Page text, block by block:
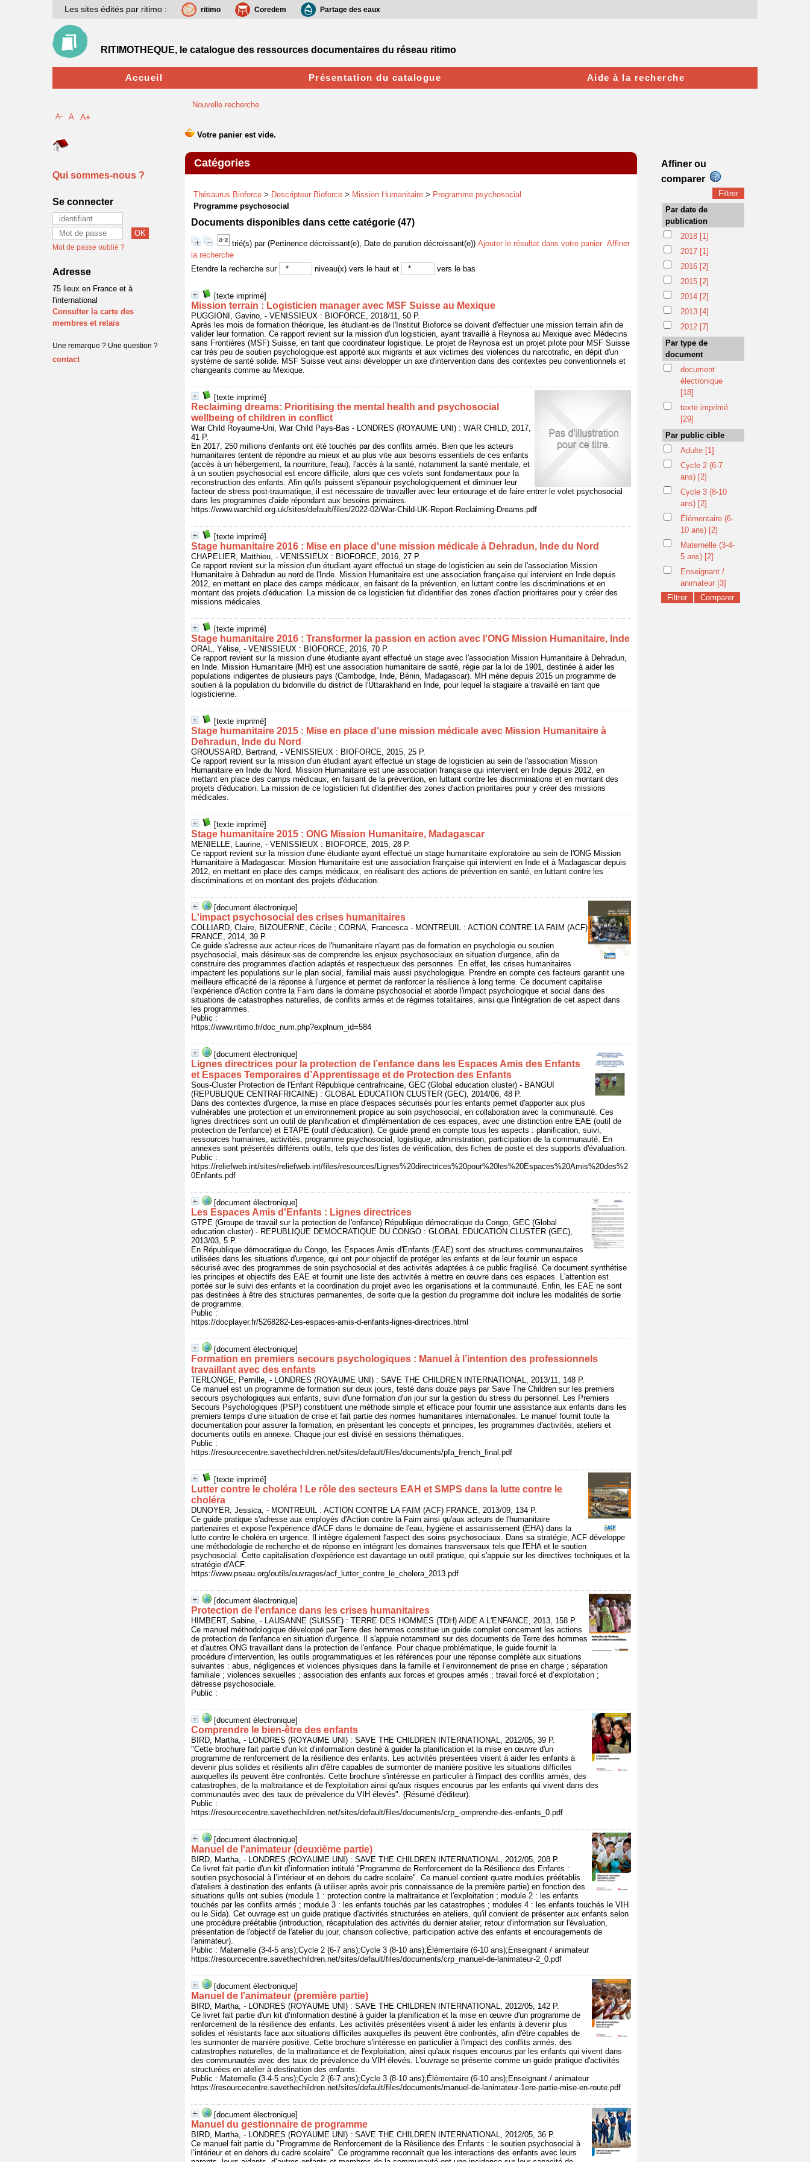
Nouvelle recherche
Catégories
Thésaurus Bioforce > Descripteur Bioforce > Mission Humanitaire > Programme psychosocial
Programme psychosocial
Documents disponibles dans cette catégorie (47)
trié(s) par (Pertinence décroissant(e), Date de parution décroissant(e)) Ajouter le résultat dans votre panier Affiner
la recherche
Etendre la recherche sur
niveau(x) vers le haut et vers le bas
[texte imprimé]
Mission terrain : Logisticien manager avec MSF Suisse au Mexique
PUGGIONI, Gavino, - VENISSIEUX : BIOFORCE, 2018/11, 50 P.
Après les mois de formation théorique, les étudiant·es de l'Institut Bioforce se doivent d'effectuer une mission terrain afin de
valider leur formation. Ce rapport revient sur la mission d'un logisticien, ayant travaillé à Reynosa au Mexique avec Médecins
sans Frontières (MSF) Suisse, en tant que coordinateur logistique. Le projet de Reynosa est un projet pilote pour MSF Suisse
car très peu de soutien psychologique est apporté aux migrants et aux victimes des violences du narcotrafic, en dépit d'un
système de santé solide. MSF Suisse veut ainsi développer un axe d'intervention dans des contextes peu conventionnels et
changeants comme au Mexique.
[texte imprimé]
Reclaiming dreams: Prioritising the mental health and psychosocial
wellbeing of children in conflict
War Child Royaume-Uni, War Child Pays-Bas - LONDRES (ROYAUME UNI) : WAR CHILD, 2017,
41 P.
En 2017, 250 millions d'enfants ont été touchés par des conflits armés. Bien que les acteurs
humanitaires tentent de répondre au mieux et au plus vite aux besoins essentiels de ces enfants
(accès à un hébergement, la nourriture, l'eau), l'accès à la santé, notamment la santé mentale, et
à un soutien psychosocial est encore difficile, alors que ces volets sont fondamentaux pour la
reconstruction des enfants. Afin qu'ils puissent s'épanouir psychologiquement et diminuer leur
facteur de stress post-traumatique, il est nécessaire de travailler avec leur entourage et de faire entrer le volet psychosocial
dans les programmes d'aide répondant aux besoins primaires.
https://www.warchild.org.uk/sites/default/files/2022-02/War-Child-UK-Report-Reclaiming-Dreams.pdf
[texte imprimé]
Stage humanitaire 2016 : Mise en place d'une mission médicale à Dehradun, Inde du Nord
CHAPELIER, Matthieu, - VENISSIEUX : BIOFORCE, 2016, 27 P.
Ce rapport revient sur la mission d'un étudiant ayant effectué un stage de logisticien au sein de l'association Mission
Humanitaire à Dehradun au nord de l'Inde. Mission Humanitaire est une association française qui intervient en Inde depuis
2012, en mettant en place des camps médicaux, en faisant de la prévention, en luttant contre les discriminations et en
montant des projets d'éducation. La mission de ce logisticien fut d'identifier des zones d'action prioritaires pour y créer des
missions médicales.
[texte imprimé]
Stage humanitaire 2016 : Transformer la passion en action avec l'ONG Mission Humanitaire, Inde
ORAL, Yélise, - VENISSIEUX : BIOFORCE, 2016, 70 P.
Ce rapport revient sur la mission d'une étudiante ayant effectué un stage avec l'association Mission Humanitaire à Dehradun,
en Inde. Mission Humanitaire (MH) est une association humanitaire de santé, régie par la loi de 1901, destinée à aider les
populations indigentes de plusieurs pays (Cambodge, Inde, Bénin, Madagascar). MH mène depuis 2015 un programme de
soutien à la population du bidonville du district de l'Uttarakhand en Inde, pour lequel la stagiaire a travaillé en tant que
logisticienne.
[texte imprimé]
Stage humanitaire 2015 : Mise en place d'une mission médicale avec Mission Humanitaire à
Dehradun, Inde du Nord
GROUSSARD, Bertrand, - VENISSIEUX : BIOFORCE, 2015, 25 P.
Ce rapport revient sur la mission d'un étudiant ayant effectué un stage de logisticien au sein de l'association Mission
Humanitaire en Inde du Nord. Mission Humanitaire est une association française qui intervient en Inde depuis 2012, en
mettant en place des camps médicaux, en faisant de la prévention, en luttant contre les discriminations et en montant des
projets d'éducation. La mission de ce logisticien fut d'identifier des zones d'action prioritaires pour y créer des missions
médicales.
[texte imprimé]
Stage humanitaire 2015 : ONG Mission Humanitaire, Madagascar
MENIELLE, Laurine, - VENISSIEUX : BIOFORCE, 2015, 28 P.
Ce rapport revient sur la mission d'une étudiante ayant effectué un stage humanitaire exploratoire au sein de l'ONG Mission
Humanitaire à Madagascar. Mission Humanitaire est une association française qui intervient en Inde et à Madagascar depuis
2012, en mettant en place des camps médicaux, en réalisant des actions de prévention en santé, en luttant contre les
discriminations et en montant des projets d'éducation.
[document électronique]
L'impact psychosocial des crises humanitaires
COLLIARD, Claire, BIZOUERNE, Cécile ; CORNA, Francesca - MONTREUIL : ACTION CONTRE LA FAIM (ACF)
FRANCE, 2014, 39 P.
Ce guide s'adresse aux acteur·rices de l'humanitaire n'ayant pas de formation en psychologie ou soutien
psychosocial, mais désireux·ses de comprendre les enjeux psychosociaux en situation d'urgence, afin de
construire des programmes d'action adaptés et respectueux des personnes. En effet, les crises humanitaires
impactent les populations sur le plan social, familial mais aussi psychologique. Prendre en compte ces facteurs garantit une
meilleure efficacité de la réponse à l'urgence et permet de renforcer la résilience à long terme. Ce document capitalise
l'expérience d'Action contre la Faim dans le domaine psychosocial et aborde l'impact psychologique et social dans des
situations de catastrophes naturelles, de conflits armés et de régimes totalitaires, ainsi que l'intégration de cet aspect dans
les programmes.
Public :
https://www.ritimo.fr/doc_num.php?explnum_id=584
[document électronique]
Lignes directrices pour la protection de l’enfance dans les Espaces Amis des Enfants
et Espaces Temporaires d’Apprentissage et de Protection des Enfants
Sous-Cluster Protection de l'Enfant République centrafricaine, GEC (Global education cluster) - BANGUI
(REPUBLIQUE CENTRAFRICAINE) : GLOBAL EDUCATION CLUSTER (GEC), 2014/06, 48 P.
Dans des contextes d'urgence, la mise en place d'espaces sécurisés pour les enfants permet d'apporter aux plus
vulnérables une protection et un environnement propice au soin psychosocial, en collaboration avec la communauté. Ces
lignes directrices sont un outil de planification et d'implémentation de ces espaces, avec une distinction entre EAE (outil de
protection de l'enfance) et ETAPE (outil d'éducation). Ce guide prend en compte tous les aspects : planification, suivi,
ressources humaines, activités, programme psychosocial, logistique, administration, participation de la communauté. En
annexes sont présentés différents outils, tels que des listes de vérification, des fiches de poste et des supports d'évaluation.
Public :
https://reliefweb.int/sites/reliefweb.int/files/resources/Lignes%20directrices%20pour%20les%20Espaces%20Amis%20des%2
0Enfants.pdf
[document électronique]
Les Espaces Amis d'Enfants : Lignes directrices
GTPE (Groupe de travail sur la protection de l'enfance) République démocratique du Congo, GEC (Global
education cluster) - REPUBLIQUE DEMOCRATIQUE DU CONGO : GLOBAL EDUCATION CLUSTER (GEC),
2013/03, 5 P.
En République démocratique du Congo, les Espaces Amis d'Enfants (EAE) sont des structures communautaires
utilisées dans les situations d'urgence, qui ont pour objectif de protéger les enfants et de leur fournir un espace
sécurisé avec des programmes de soin psychosocial et des activités adaptées à ce public fragilisé. Ce document synthétise
les principes et objectifs des EAE et fournit une liste des activités à mettre en œuvre dans ces espaces. L'attention est
portée sur le suivi des enfants et la coordination du projet avec les organisations et la communauté. Enfin, les EAE ne sont
pas destinées à être des structures permanentes, de sorte que la gestion du programme doit inclure les modalités de sortie
de programme.
Public :
https://docplayer.fr/5268282-Les-espaces-amis-d-enfants-lignes-directrices.html
[document électronique]
Formation en premiers secours psychologiques : Manuel à l’intention des professionnels
travaillant avec des enfants
TERLONGE, Pernille, - LONDRES (ROYAUME UNI) : SAVE THE CHILDREN INTERNATIONAL, 2013/11, 148 P.
Ce manuel est un programme de formation sur deux jours, testé dans douze pays par Save The Children sur les premiers
secours psychologiques aux enfants, suivi d'une formation d'un jour sur la gestion du stress du personnel. Les Premiers
Secours Psychologiques (PSP) constituent une méthode simple et efficace pour fournir une assistance aux enfants dans les
premiers temps d’une situation de crise et fait partie des normes humanitaires internationales. Le manuel fournit toute la
documentation pour assurer la formation, en présentant les concepts et principes, les programmes d'activités, ateliers et
documents outils en annexe. Chaque jour est divisé en sessions thématiques.
Public :
https://resourcecentre.savethechildren.net/sites/default/files/documents/pfa_french_final.pdf
[texte imprimé]
Lutter contre le choléra ! Le rôle des secteurs EAH et SMPS dans la lutte contre le
choléra
DUNOYER, Jessica, - MONTREUIL : ACTION CONTRE LA FAIM (ACF) FRANCE, 2013/09, 134 P.
Ce guide pratique s'adresse aux employés d'Action contre la Faim ainsi qu'aux acteurs de l'humanitaire
partenaires et expose l'expérience d'ACF dans le domaine de l'eau, hygiène et assainissement (EHA) dans la
lutte contre le choléra en urgence. Il intègre également l'aspect des soins psychosociaux. Dans sa stratégie, ACF développe
une méthodologie de recherche et de réponse en intégrant les domaines transversaux tels que l'EHA et le soutien
psychosocial. Cette capitalisation d'expérience est davantage un outil pratique, qui s'appuie sur les directives techniques et la
stratégie d'ACF.
https://www.pseau.org/outils/ouvrages/acf_lutter_contre_le_cholera_2013.pdf
[document électronique]
Protection de l'enfance dans les crises humanitaires
HIMBERT, Sabine, - LAUSANNE (SUISSE) : TERRE DES HOMMES (TDH) AIDE A L'ENFANCE, 2013, 158 P.
Ce manuel méthodologique développé par Terre des hommes constitue un guide complet concernant les actions
de protection de l'enfance en situation d'urgence. Il s'appuie notamment sur des documents de Terre des hommes
et d'autres ONG travaillant dans la protection de l'enfance. Pour chaque problématique, le guide fournit la
procédure d'intervention, les outils programmatiques et les références pour une réponse complète aux situations
suivantes : abus, négligences et violences physiques dans la famille et l’environnement de prise en charge ; séparation
familiale ; violences sexuelles ; association des enfants aux forces et groupes armés ; travail forcé et d’exploitation ;
détresse psychosociale.
Public :
[document électronique]
Comprendre le bien-être des enfants
BIRD, Martha, - LONDRES (ROYAUME UNI) : SAVE THE CHILDREN INTERNATIONAL, 2012/05, 39 P.
"Cette brochure fait partie d'un kit d’information destiné à guider la planification et la mise en œuvre d'un
programme de renforcement de la résilience des enfants. Les activités présentées visent à aider les enfants à
devenir plus solides et résilients afin d'être capables de surmonter de manière positive les situations difficiles
auxquelles ils peuvent être confrontés. Cette brochure s'intéresse en particulier à l'impact des conflits armés, des
catastrophes, de la maltraitance et de l'exploitation ainsi qu'aux risques encourus par les enfants qui vivent dans des
communautés avec des taux de prévalence du VIH élevés". (Résumé d'éditeur).
Public :
https://resourcecentre.savethechildren.net/sites/default/files/documents/crp_-omprendre-des-enfants_0.pdf
[document électronique]
Manuel de l'animateur (deuxième partie)
BIRD, Martha, - LONDRES (ROYAUME UNI) : SAVE THE CHILDREN INTERNATIONAL, 2012/05, 208 P.
Ce livret fait partie d'un kit d’information intitulé "Programme de Renforcement de la Résilience des Enfants :
soutien psychosocial à l’intérieur et en dehors du cadre scolaire". Ce manuel contient quatre modules préétablis
d'ateliers à destination des enfants (à utiliser après avoir pris connaissance de la première partie) en fonction des
situations qu'ils ont subies (module 1 : protection contre la maltraitance et l'exploitation ; module 2 : les enfants
touchés par les conflits armés ; module 3 : les enfants touchés par les catastrophes ; modules 4 : les enfants touchés le VIH
ou le Sida). Cet ouvrage est un guide pratique d'activités structurées en ateliers, qu'il convient de présenter aux enfants selon
une procédure préétablie (introduction, récapitulation des activités du dernier atelier, retour d'information sur l'évaluation,
présentation de l'objectif de l'atelier du jour, chanson collective, participation active des enfants et encouragements de
l'animateur).
Public : Maternelle (3-4-5 ans);Cycle 2 (6-7 ans);Cycle 3 (8-10 ans);Élémentaire (6-10 ans);Enseignant / animateur
https://resourcecentre.savethechildren.net/sites/default/files/documents/crp_manuel-de-lanimateur-2_0.pdf
[document électronique]
Manuel de l'animateur (première partie)
BIRD, Martha, - LONDRES (ROYAUME UNI) : SAVE THE CHILDREN INTERNATIONAL, 2012/05, 142 P.
Ce livret fait partie d'un kit d’information destiné à guider la planification et la mise en œuvre d'un programme de
renforcement de la résilience des enfants. Les activités présentées visent à aider les enfants à devenir plus
solides et résistants face aux situations difficiles auxquelles ils peuvent être confrontés, afin d'être capables de
les surmonter de manière positive. Cette brochure s'intéresse en particulier à l'impact des conflits armés, des
catastrophes naturelles, de la maltraitance et de l'exploitation, ainsi qu'aux risques encourus par les enfants qui vivent dans
des communautés avec des taux de prévalence du VIH élevés. L'ouvrage se présente comme un guide pratique d'activités
structurées en atelier à destination des enfants.
Public : Maternelle (3-4-5 ans);Cycle 2 (6-7 ans);Cycle 3 (8-10 ans);Élémentaire (6-10 ans);Enseignant / animateur
https://resourcecentre.savethechildren.net/sites/default/files/documents/manuel-de-lanimateur-1ere-partie-mise-en-route.pdf
[document électronique]
Manuel du gestionnaire de programme
BIRD, Martha, - LONDRES (ROYAUME UNI) : SAVE THE CHILDREN INTERNATIONAL, 2012/05, 36 P.
Ce manuel fait partie du "Programme de Renforcement de la Résilience des Enfants : le soutien psychosocial à
l’intérieur et en dehors du cadre scolaire". Ce programme reconnaît que les interactions des enfants avec leurs
Les sites édités par ritimo : ritimo Coredem Partage des eaux
RITIMOTHEQUE, le catalogue des ressources documentaires du réseau ritimo
Accueil Présentation du catalogue Aide à la recherche
A- A A+
Qui sommes-nous ?
Se connecter
Mot de passe oublié ?
Adresse
75 lieux en France et à
l'international
Consulter la carte des
membres et relais
Une remarque ? Une question ?
contact
Affiner ou
comparer
Par date de
publication
2018 [1]
2017 [1]
2016 [2]
2015 [2]
2014 [2]
2013 [4]
2012 [7]
Par type de
document
document
électronique
[18]
texte imprimé
[29]
Par public cible
Adulte [1]
Cycle 2 (6-7
ans) [2]
Cycle 3 (8-10
ans) [2]
Élémentaire (6-
10 ans) [2]
Maternelle (3-4-
5 ans) [2]
Enseignant /
animateur [3]